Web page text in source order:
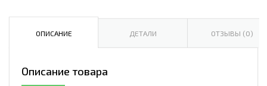
нержавеющий
304
ОПИСАНИЕ ДЕТАЛИ ОТЗЫВЫ (0)
Описание товара